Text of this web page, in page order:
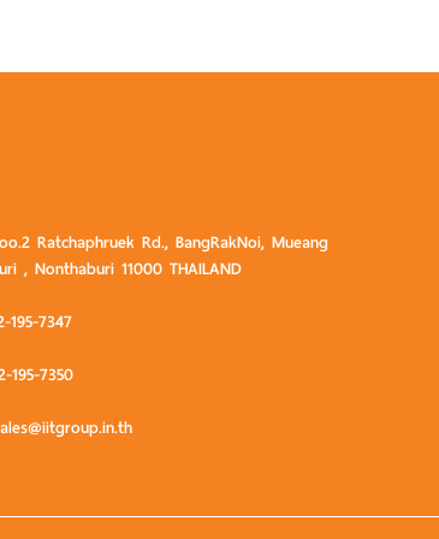
Ratchaphruek Rd., BangRakNoi, Mueang
, Nonthaburi 11000 THAILAND
195-7347
195-7350